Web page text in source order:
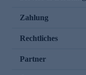
Zahlung
Rechtliches
Partner